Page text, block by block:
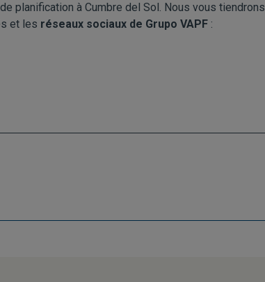
planification à Cumbre del Sol. Nous vous tiendrons
et les réseaux sociaux de Grupo VAPF :